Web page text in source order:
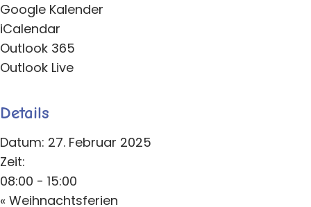
Google Kalender
iCalendar
Outlook 365
Outlook Live
Details
Datum: 27. Februar 2025
Zeit:
08:00 - 15:00
« Weihnachtsferien